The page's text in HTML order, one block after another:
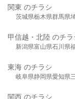
関東 のチラシ
茨城県栃木県群馬県
甲信越・北陸 のチラ
新潟県富山県石川県
東海 のチラシ
岐阜県静岡県愛知県
関西 のチラシ